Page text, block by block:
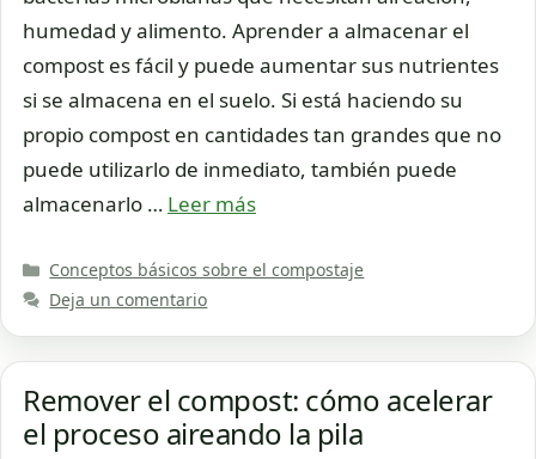
humedad y alimento. Aprender a almacenar el
compost es fácil y puede aumentar sus nutrientes
si se almacena en el suelo. Si está haciendo su
propio compost en cantidades tan grandes que no
puede utilizarlo de inmediato, también puede
almacenarlo … Leer más
Categorías
Conceptos básicos sobre el compostaje
Deja un comentario
Remover el compost: cómo acelerar
el proceso aireando la pila